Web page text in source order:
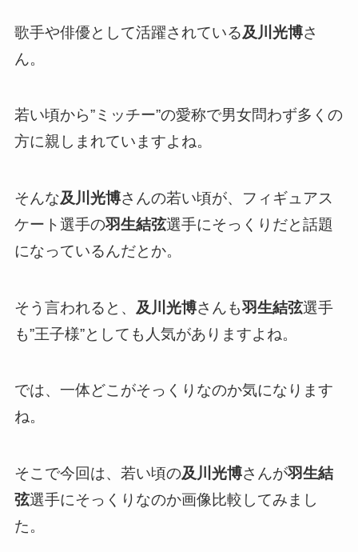
歌手や俳優として活躍されている及川光博さ
ん。
若い頃から”ミッチー”の愛称で男女問わず多くの
方に親しまれていますよね。
そんな及川光博さんの若い頃が、フィギュアス
ケート選手の羽生結弦選手にそっくりだと話題
になっているんだとか。
そう言われると、 及川光博さんも羽生結弦選手
も”王子様”としても人気がありますよね。
では、一体どこがそっくりなのか気になります
ね。
そこで今回は、若い頃の及川光博さんが羽生結
弦選手にそっくりなのか画像比較してみまし
た。